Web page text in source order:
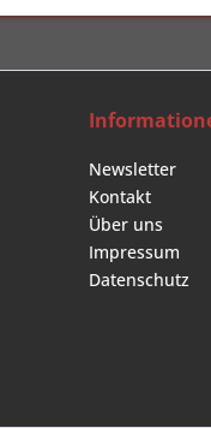
Newsletter
Kontakt
Über uns
Impressum
Datenschutz